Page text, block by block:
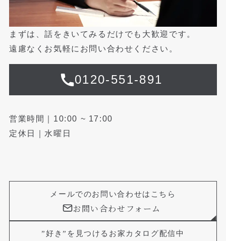
まずは、話をきいてみるだけでも大歓迎です。
遠慮なくお気軽にお問い合わせください。
0120-551-891
営業時間｜10:00 ~ 17:00
定休日｜水曜日
メールでのお問い合わせはこちら
お問い合わせフォーム
”好き”を見つけるお家カタログ配信中